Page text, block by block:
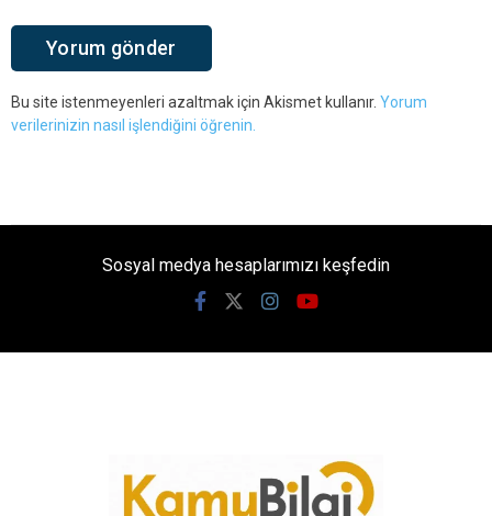
Bu site istenmeyenleri azaltmak için Akismet kullanır. Yorum
verilerinizin nasıl işlendiğini öğrenin.
Sosyal medya hesaplarımızı keşfedin